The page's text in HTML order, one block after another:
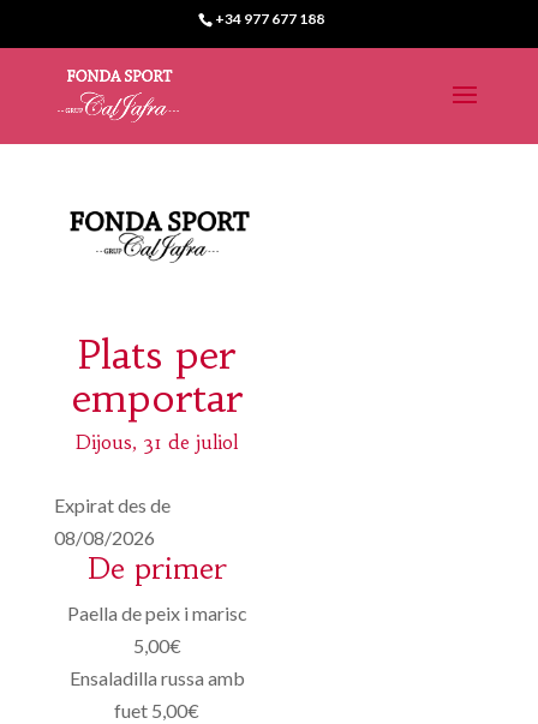
+34 977 677 188
Plats per
emportar
Dijous, 31 de juliol
Expirat des de
08/08/2026
De primer
Paella de peix i marisc
5,00€
Ensaladilla russa amb
fuet 5,00€